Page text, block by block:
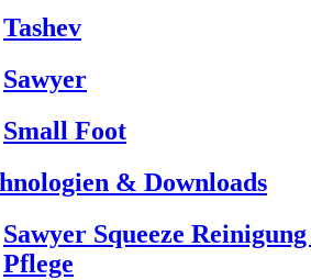
Tashev
Sawyer
Small Foot
& Downloads
Sawyer Squeeze
Pflege